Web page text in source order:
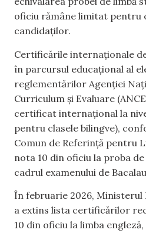
oficiu rămâne limitat pentru
candidaților.
Certificările internaționale
în parcursul educațional al
reglementărilor Agenției
Curriculum și Evaluare
certificat internațional la
pentru clasele bilingve),
Comun de Referință pentru
nota 10 din oficiu la proba
cadrul examenului de
În februarie 2026, Ministerul
a extins lista certificărilor
10 din oficiu la limba